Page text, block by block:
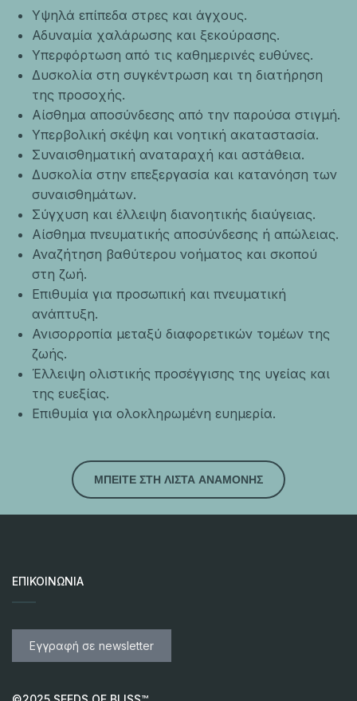
Υψηλά επίπεδα στρες και άγχους.
Αδυναμία χαλάρωσης και ξεκούρασης.
Υπερφόρτωση από τις καθημερινές ευθύνες.
Δυσκολία στη συγκέντρωση και τη διατήρηση
της προσοχής.
Αίσθημα αποσύνδεσης από την παρούσα στιγμή.
Υπερβολική σκέψη και νοητική ακαταστασία.
Συναισθηματική αναταραχή και αστάθεια.
Δυσκολία στην επεξεργασία και κατανόηση των
συναισθημάτων.
Σύγχυση και έλλειψη διανοητικής διαύγειας.
Αίσθημα πνευματικής αποσύνδεσης ή απώλειας.
Αναζήτηση βαθύτερου νοήματος και σκοπού
στη ζωή.
Επιθυμία για προσωπική και πνευματική
ανάπτυξη.
Ανισορροπία μεταξύ διαφορετικών τομέων της
ζωής.
Έλλειψη ολιστικής προσέγγισης της υγείας και
της ευεξίας.
Επιθυμία για ολοκληρωμένη ευημερία.
ΜΠΕΙΤΕ ΣΤΗ ΛΙΣΤΑ ΑΝΑΜΟΝΗΣ
ΕΠΙΚΟΙΝΩΝΊΑ
Εγγραφή σε newsletter